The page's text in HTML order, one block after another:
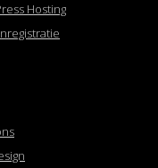
Hosting